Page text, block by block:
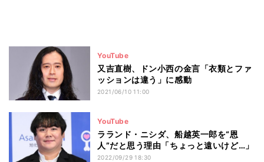
YouTube
又吉直樹、ドン小西の金言「衣類とファ
ッションは違う」に感動
2021/06/10 11:00
YouTube
ラランド・ニシダ、船越英一郎を“恩
人”だと思う理由「ちょっと遠いけど…」
2022/09/29 18:30